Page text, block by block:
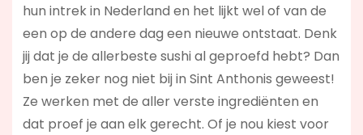
hun intrek in Nederland en het lijkt wel of van de
een op de andere dag een nieuwe ontstaat. Denk
jij dat je de allerbeste sushi al geproefd hebt? Dan
ben je zeker nog niet bij in Sint Anthonis geweest!
Ze werken met de aller verste ingrediënten en
dat proef je aan elk gerecht. Of je nou kiest voor